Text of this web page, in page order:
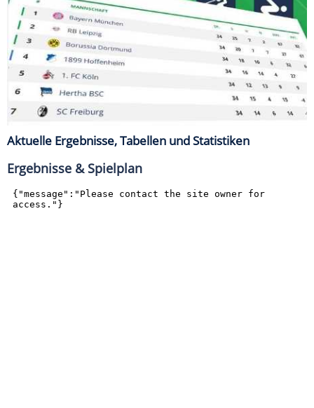
Aktuelle Ergebnisse, Tabellen und Statistiken
Ergebnisse & Spielplan